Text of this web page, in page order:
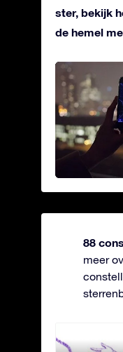
ster, bekijk
de hemel
88
meer